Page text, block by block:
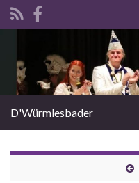
Search for:
D'Würmlesbader